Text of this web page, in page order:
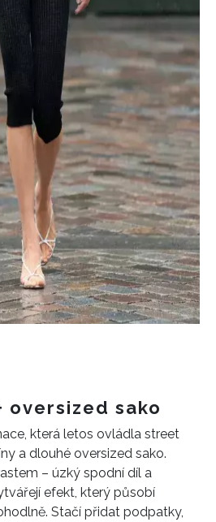
oversized sako
která letos ovládla street
a dlouhé oversized sako.
– úzký spodní díl a
efekt, který působí
Stačí přidat podpatky,